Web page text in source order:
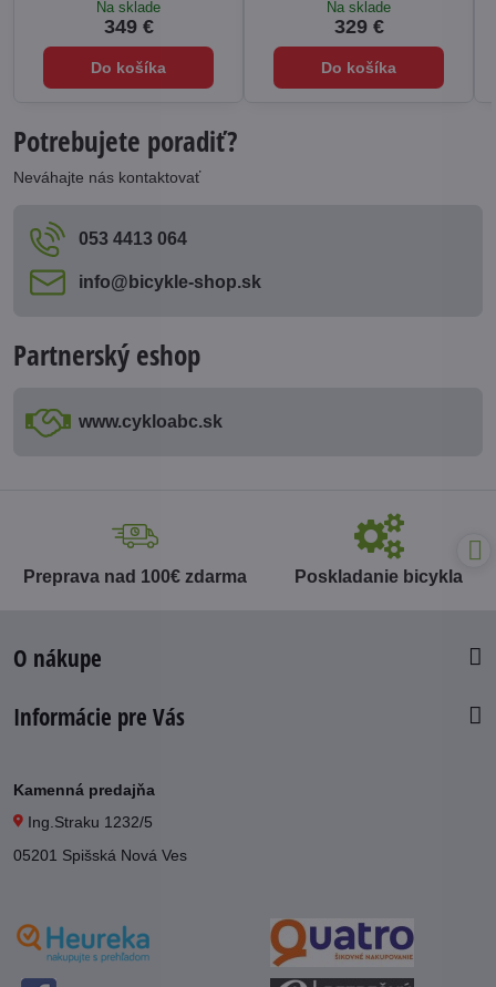
Na sklade
349 €
Do košíka
Na sklade
329 €
Do košíka
Potrebujete poradiť?
Neváhajte nás kontaktovať
053 4413 064
info​@bicykle-shop​.sk
Partnerský eshop
www​.cykloabc​.sk
Preprava nad 100€ zdarma Poskladanie bicykla
O nákupe
Informácie pre Vás
Kamenná predajňa
Ing.Straku 1232/5
05201 Spišská Nová Ves